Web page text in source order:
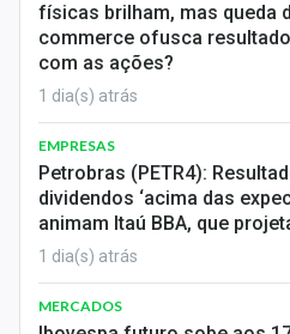
físicas brilham, mas queda
commerce ofusca
com as ações?
1 dia(s) atrás
EMPRESAS
Petrobras (PETR4):
dividendos ‘acima das
animam Itaú BBA, que
1 dia(s) atrás
MERCADOS